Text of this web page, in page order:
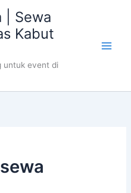
| Sewa
Kabut
untuk event di